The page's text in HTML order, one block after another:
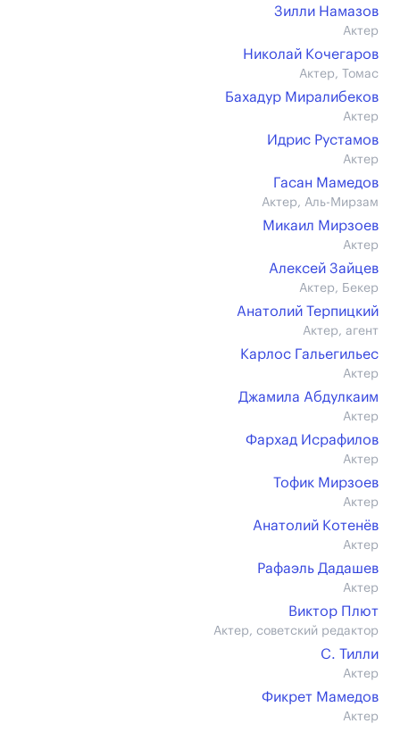
Зилли Намазов
Актер
Николай Кочегаров
Актер, Томас
Бахадур Миралибеков
Актер
Идрис Рустамов
Актер
Гасан Мамедов
Актер, Аль-Мирзам
Микаил Мирзоев
Актер
Алексей Зайцев
Актер, Бекер
Анатолий Терпицкий
Актер, агент
Карлос Гальегильес
Актер
Джамила Абдулкаим
Актер
Фархад Исрафилов
Актер
Тофик Мирзоев
Актер
Анатолий Котенёв
Актер
Рафаэль Дадашев
Актер
Виктор Плют
Актер, советский редактор
С. Тилли
Актер
Фикрет Мамедов
Актер